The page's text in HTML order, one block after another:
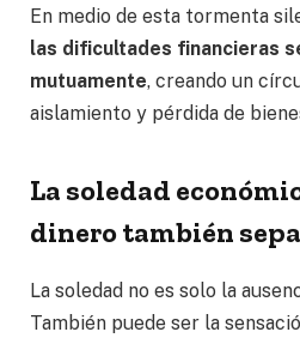
En medio de esta tormenta
las dificultades financieras
mutuamente, creando un
aislamiento y pérdida de
La soledad
dinero también
La soledad no es solo la
También puede ser la